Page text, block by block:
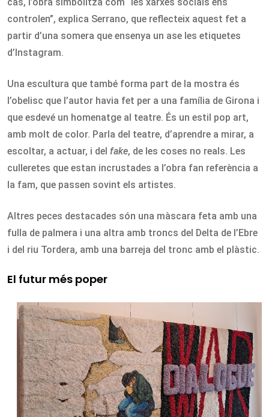
controlen”, explica Serrano, que reflecteix aquest fet a
partir d’una somera que ensenya un ase les etiquetes
d’Instagram.
Una escultura que també forma part de la mostra és
l’obelisc que l’autor havia fet per a una família de Girona i
que esdevé un homenatge al teatre. És un estil pop art,
amb molt de color. Parla del teatre, d’aprendre a mirar, a
escoltar, a actuar, i del fake, de les coses no reals. Les
culleretes que estan incrustades a l’obra fan referència a
la fam, que passen sovint els artistes.
Altres peces destacades són una màscara feta amb una
fulla de palmera i una altra amb troncs del Delta de l’Ebre
i del riu Tordera, amb una barreja del tronc amb el plàstic.
El futur més poper